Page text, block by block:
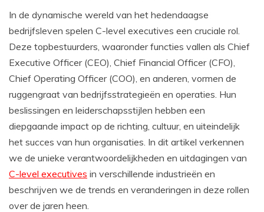
In de dynamische wereld van het hedendaagse
bedrijfsleven spelen C-level executives een cruciale rol.
Deze topbestuurders, waaronder functies vallen als Chief
Executive Officer (CEO), Chief Financial Officer (CFO),
Chief Operating Officer (COO), en anderen, vormen de
ruggengraat van bedrijfsstrategieën en operaties. Hun
beslissingen en leiderschapsstijlen hebben een
diepgaande impact op de richting, cultuur, en uiteindelijk
het succes van hun organisaties. In dit artikel verkennen
we de unieke verantwoordelijkheden en uitdagingen van
C-level executives in verschillende industrieën en
beschrijven we de trends en veranderingen in deze rollen
over de jaren heen.